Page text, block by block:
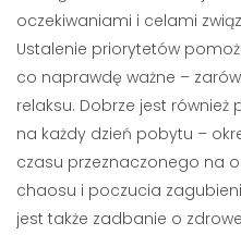
oczekiwaniami i celami
Ustalenie priorytetów
co naprawdę ważne –
relaksu. Dobrze jest
na każdy dzień pobytu –
czasu przeznaczonego na
chaosu i poczucia
jest także zadbanie o